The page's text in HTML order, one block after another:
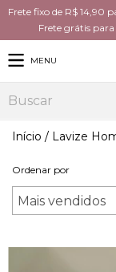
Frete fixo de R$ 14,90
Frete grátis
MENU
Início / Lavize
Ordenar por